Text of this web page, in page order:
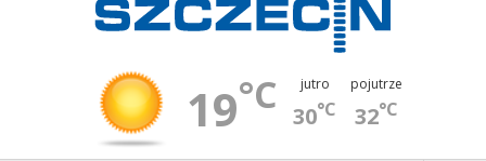
19°C jutro
30°C
pojutrze
32°C